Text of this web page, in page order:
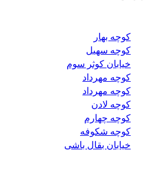
کوچه بهار
کوچه سهیل
خیابان کوثر سوم
کوچه مهرداد
کوچه مهرداد
کوچه لادن
کوچه چهارم
کوچه شکوفه
خیابان بقال باشی